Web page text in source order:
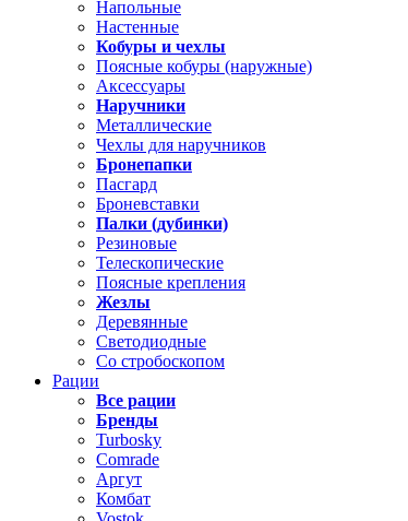
Напольные
Настенные
Кобуры и чехлы
Поясные кобуры (наружные)
Аксессуары
Наручники
Металлические
Чехлы для наручников
Бронепапки
Пасгард
Броневставки
Палки (дубинки)
Резиновые
Телескопические
Поясные крепления
Жезлы
Деревянные
Светодиодные
Со стробоскопом
Рации
Все рации
Бренды
Turbosky
Comrade
Аргут
Комбат